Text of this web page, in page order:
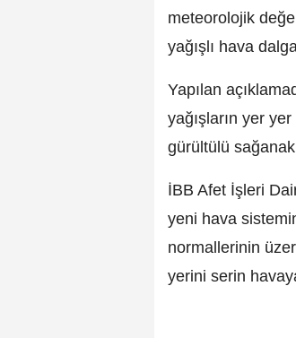
meteorolojik
yağışlı hava
Yapılan
yağışların yer
gürültülü
İBB Afet İşleri
yeni hava
normallerinin
yerini serin